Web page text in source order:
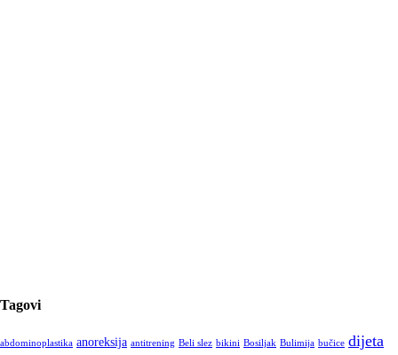
Tagovi
abdominoplastika anoreksija antitrening Beli slez bikini Bosiljak Bulimija bučice dijeta